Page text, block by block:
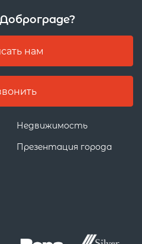
Недвижимость
Презентация города
нам